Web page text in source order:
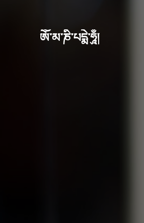
ཨོཾ་མ་ཎི་པདྨེ་ཧཱུྃ།